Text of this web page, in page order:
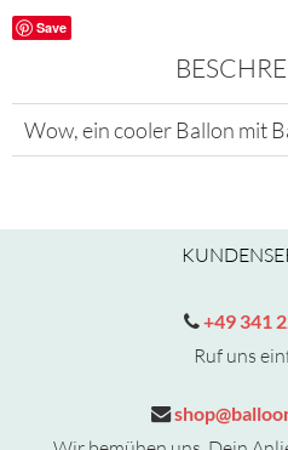
Save
Wow, ein cooler Ballon mit
+49 341
Ruf uns